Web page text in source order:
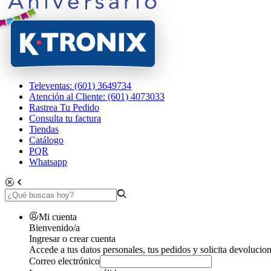
Televentas: (601) 3649734
Atención al Cliente: (601) 4073033
Rastrea Tu Pedido
Consulta tu factura
Tiendas
Catálogo
PQR
Whatsapp
Mi cuenta
Bienvenido/a
Ingresar o crear cuenta
Accede a tus datos personales, tus pedidos y solicita
Correo electrónico